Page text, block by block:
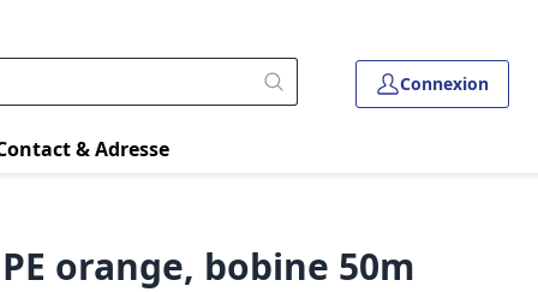
Connexion
& Adresse
orange, bobine 50m